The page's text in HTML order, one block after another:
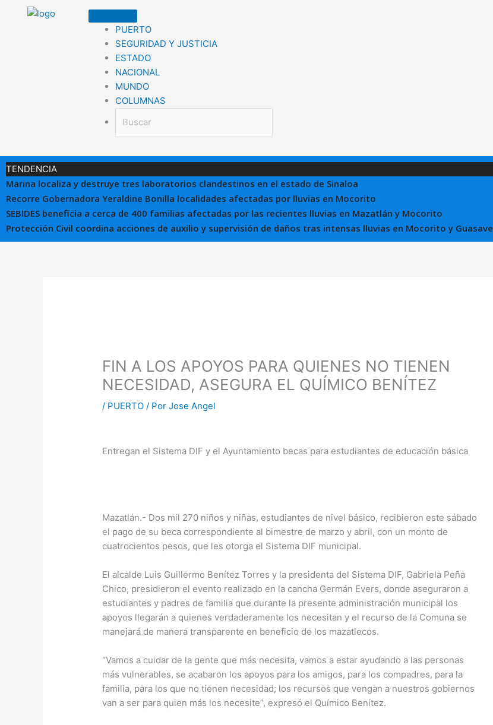
PUERTO
SEGURIDAD Y JUSTICIA
ESTADO
NACIONAL
MUNDO
COLUMNAS
TENDENCIA
Marina localiza y destruye tres laboratorios clandestinos en el estado de Sinaloa
Recorre Gobernadora Yeraldine Bonilla localidades afectadas por lluvias en Mocorito
SEBIDES beneficia a cerca de 400 familias afectadas por las recientes lluvias en Mazatlán y Mocorito
Protección Civil coordina acciones de auxilio y supervisión de daños tras intensas lluvias en Mocorito y Guasave
FIN A LOS APOYOS PARA QUIENES NO TIENEN
NECESIDAD, ASEGURA EL QUÍMICO BENÍTEZ
/ PUERTO / PorJose Angel
Entregan el Sistema DIF y el Ayuntamiento becas para estudiantes de educación básica
Mazatlán.- Dos mil 270 niños y niñas, estudiantes de nivel básico, recibieron este sábado
el pago de su beca correspondiente al bimestre de marzo y abril, con un monto de
cuatrocientos pesos, que les otorga el Sistema DIF municipal.
El alcalde Luis Guillermo Benítez Torres y la presidenta del Sistema DIF, Gabriela Peña
Chico, presidieron el evento realizado en la cancha Germán Evers, donde aseguraron a
estudiantes y padres de familia que durante la presente administración municipal los
apoyos llegarán a quienes verdaderamente los necesitan y el recurso de la Comuna se
manejará de manera transparente en beneficio de los mazatlecos.
“Vamos a cuidar de la gente que más necesita, vamos a estar ayudando a las personas
más vulnerables, se acabaron los apoyos para los amigos, para los compadres, para la
familia, para los que no tienen necesidad; los recursos que vengan a nuestros gobiernos
van a ser para quien más los necesite”, expresó el Químico Benítez.